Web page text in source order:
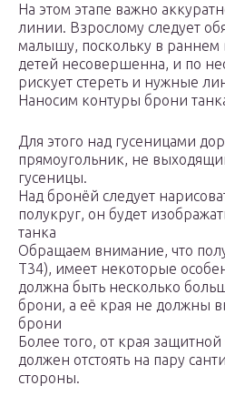
На этом этапе важно
линии. Взрослому следует
малышу, поскольку в раннем
детей несовершенна, и по
рискует стереть и нужные
Наносим контуры брони
Для этого над гусеницами
прямоугольник, не
гусеницы.
Над бронёй следует
полукруг, он будет
танка
Обращаем внимание, что
Т34), имеет некоторые
должна быть несколько
брони, а её края не должны
брони
Более того, от края защитной
должен отстоять на пару
стороны.